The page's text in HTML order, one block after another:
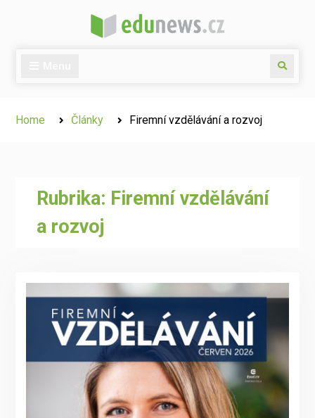
Search
Home Články Firemní vzdělávání a rozvoj
Rubrika: Firemní vzdělávání
a rozvoj